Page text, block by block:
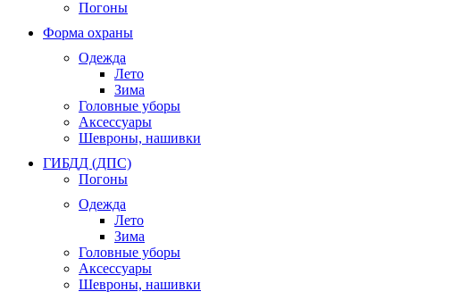
Погоны
Форма охраны
Одежда
Лето
Зима
Головные уборы
Аксессуары
Шевроны, нашивки
ГИБДД (ДПС)
Погоны
Одежда
Лето
Зима
Головные уборы
Аксессуары
Шевроны, нашивки